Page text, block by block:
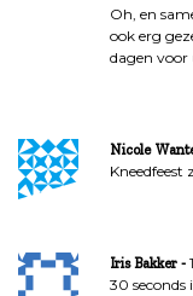
Oh, en
ook erg
dagen voor
Nicole
Kneedfeest
Iris Bakker
30